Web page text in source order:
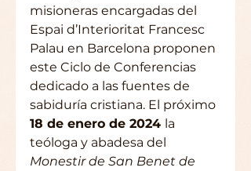
misioneras encargadas del
Espai d’Interioritat Francesc
Palau en Barcelona proponen
este Ciclo de Conferencias
dedicado a las fuentes de
sabiduría cristiana. El próximo
18 de enero de 2024 la
teóloga y abadesa del
Monestir de San Benet de